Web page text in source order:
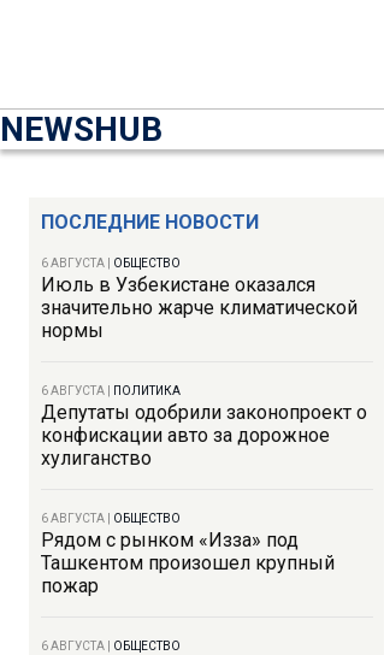
NEWSHUB
ПОСЛЕДНИЕ НОВОСТИ
6 АВГУСТА ОБЩЕСТВО
Июль в Узбекистане оказался
значительно жарче климатической
нормы
6 АВГУСТА ПОЛИТИКА
Депутаты одобрили законопроект о
конфискации авто за дорожное
хулиганство
6 АВГУСТА ОБЩЕСТВО
Рядом с рынком «Изза» под
Ташкентом произошел крупный
пожар
6 АВГУСТА ОБЩЕСТВО